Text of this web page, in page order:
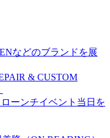
などのブランドを展
& CUSTOM
ーンチイベント当日を